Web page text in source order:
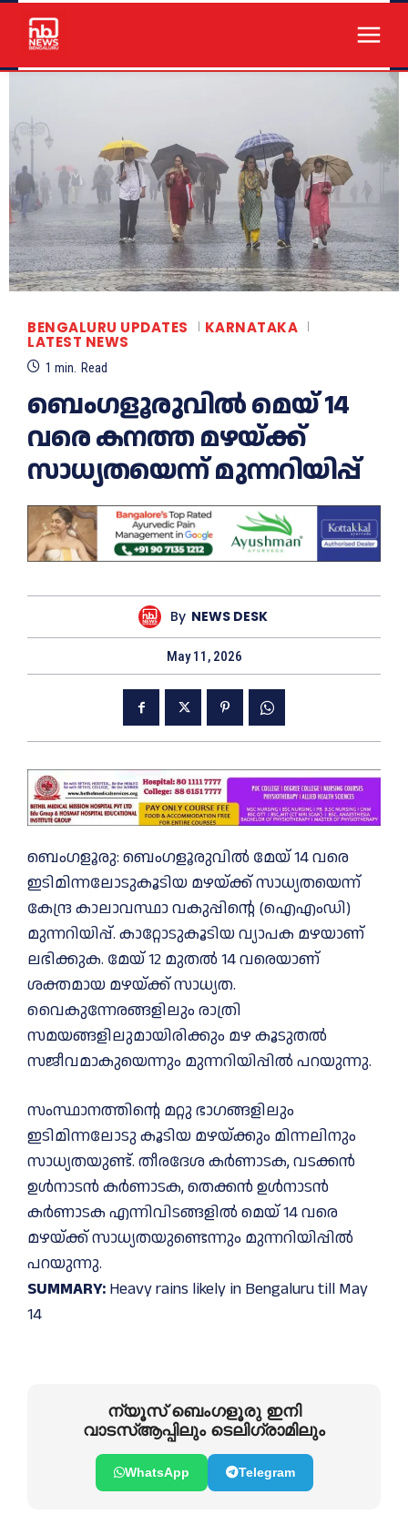
BENGALURU UPDATES KARNATAKA
LATEST NEWS
1 min. Read
ബെംഗളൂരുവില്‍ മെയ് 14
വരെ കനത്ത മഴയ്ക്ക്
സാധ്യതയെന്ന് മുന്നറിയിപ്പ്
By NEWS DESK
May 11, 2026
ബെംഗളൂരു: ബെംഗളൂരുവില്‍ മേയ് 14 വരെ
ഇടിമിന്നലോടുകൂടിയ മഴയ്ക്ക് സാധ്യതയെന്ന്
കേന്ദ്ര കാലാവസ്ഥാ വകുപ്പിന്റെ (ഐഎംഡി)
മുന്നറിയിപ്പ്. കാറ്റോടുകൂടിയ വ്യാപക മഴയാണ്
ലഭിക്കുക. മേയ് 12 മുതല്‍ 14 വരെയാണ്
ശക്തമായ മഴയ്ക്ക് സാധ്യത.
വൈകുന്നേരങ്ങളിലും രാത്രി
സമയങ്ങളിലുമായിരിക്കും മഴ കൂടുതല്‍
സജീവമാകുയെന്നും മുന്നറിയിപ്പില്‍ പറയുന്നു.
സംസ്ഥാനത്തിന്റെ മറ്റു ഭാഗങ്ങളിലും
ഇടിമിന്നലോടു കൂടിയ മഴയ്ക്കും മിന്നലിനും
സാധ്യതയുണ്ട്. തീരദേശ കർണാടക, വടക്കൻ
ഉൾനാടൻ കർണാടക, തെക്കൻ ഉൾനാടൻ
കർണാടക എന്നിവിടങ്ങളിൽ മെയ് 14 വരെ
മഴയ്ക്ക് സാധ്യതയുണ്ടെന്നും മുന്നറിയിപ്പില്‍
പറയുന്നു.
SUMMARY: Heavy rains likely in Bengaluru till May
14
ന്യൂസ് ബെംഗളൂരു ഇനി
വാടസ്ആപ്പിലും ടെലിഗ്രാമിലും
WhatsApp Telegram